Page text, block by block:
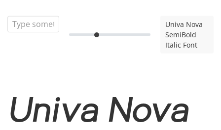
Univa Nova
SemiBold
Italic Font
Univa Nova